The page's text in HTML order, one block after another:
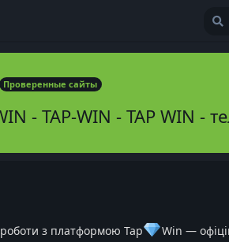
Проверенные сайты
- TAP-WIN - TAP WIN -
з платформою Tap
Win —